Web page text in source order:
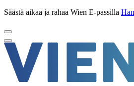
Säästä aikaa ja rahaa Wien E-passilla